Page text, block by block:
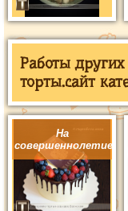
Работы других
торты.сайт
На
совершеннолетие